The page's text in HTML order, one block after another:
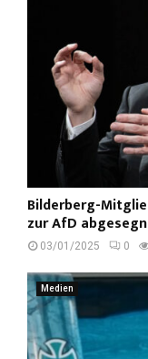
Bilderberg-
zur AfD
03/01/2025 0
Medien